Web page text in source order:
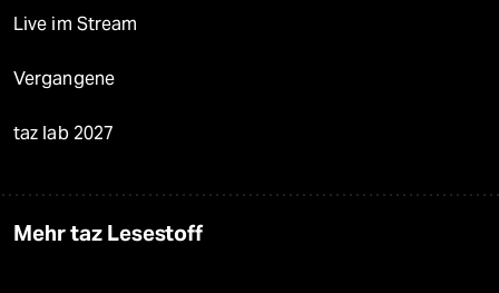
Live im Stream
Vergangene
taz lab 2027
Mehr taz Lesestoff